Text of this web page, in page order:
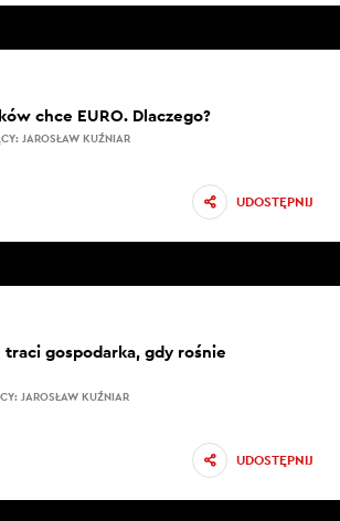
chce EURO. Dlaczego?
JAROSŁAW KUŹNIAR
UDOSTĘPNIJ
traci gospodarka, gdy rośnie
JAROSŁAW KUŹNIAR
UDOSTĘPNIJ